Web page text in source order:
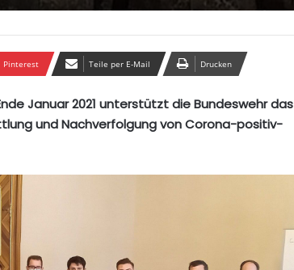
Pinterest Teile per E-Mail Drucken
Januar 2021 unterstützt die Bundeswehr das
und Nachverfolgung von Corona-positiv-